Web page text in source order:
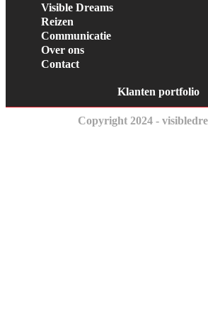
Visible Dreams
Reizen
Communicatie
Over ons
Contact
Klanten portfolio
Copyright 2024 -